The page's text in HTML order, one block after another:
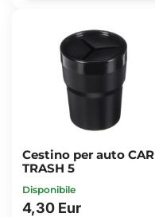
Cestino per auto CAR
TRASH 5
Disponibile
4,30 Eur